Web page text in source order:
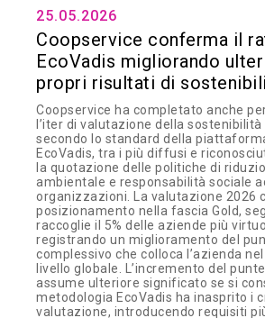
25.05.2026
Coopservice conferma il
EcoVadis migliorando
propri risultati di
Coopservice ha completato anche
l’iter di valutazione della
secondo lo standard della
EcoVadis, tra i più diffusi e
la quotazione delle politiche di
ambientale e responsabilità sociale
organizzazioni. La valutazione 2026
posizionamento nella fascia Gold,
raccoglie il 5% delle aziende più
registrando un miglioramento del
complessivo che colloca l’azienda
livello globale. L’incremento del
assume ulteriore significato se si
metodologia EcoVadis ha inasprito i
valutazione, introducendo requisiti